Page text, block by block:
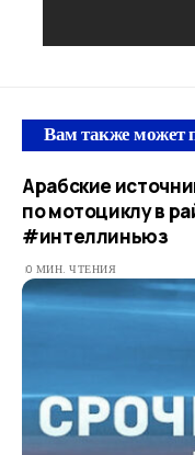
Вам также может
Арабские
по мотоциклу в
#интеллиньюз
0 МИН. ЧТЕНИЯ